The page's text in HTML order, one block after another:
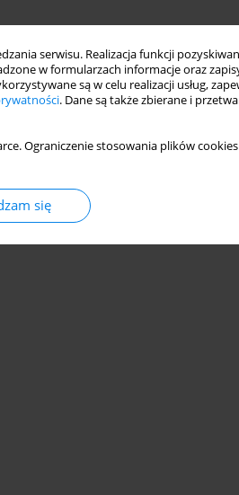
serwisu. Realizacja funkcji
w formularzach informacje oraz
są w celu realizacji usług,
. Dane są także zbierane i
Ograniczenie stosowania plików
się